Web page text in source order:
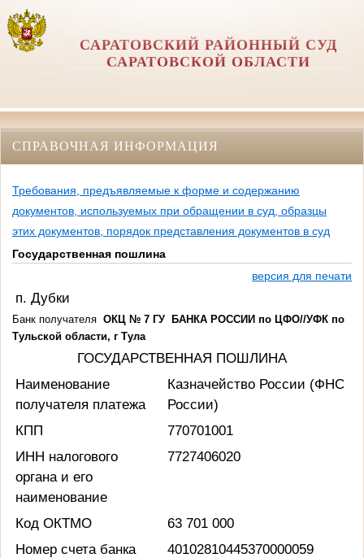
САРАТОВСКИЙ РАЙОННЫЙ СУД
САРАТОВСКОЙ ОБЛАСТИ
СПРАВОЧНАЯ ИНФОРМАЦИЯ
Требования, предъявляемые к форме и содержанию
документов, используемых при обращении в суд, образцы
этих документов, порядок представления документов в суд
Государственная пошлина
версия для печати
п. Дубки
Банк получателя ОКЦ № 7 ГУ
БАНКА РОССИИ по ЦФО//УФК по
Тульской области, г Тула
ГОСУДАРСТВЕННАЯ ПОШЛИНА
Наименование
получателя платежа
Казначейство России (ФНС
России)
КПП
770701001
ИНН налогового
органа и его
наименование
7727406020
Код ОКТМО
63 701 000
Номер счета банка
40102810445370000059